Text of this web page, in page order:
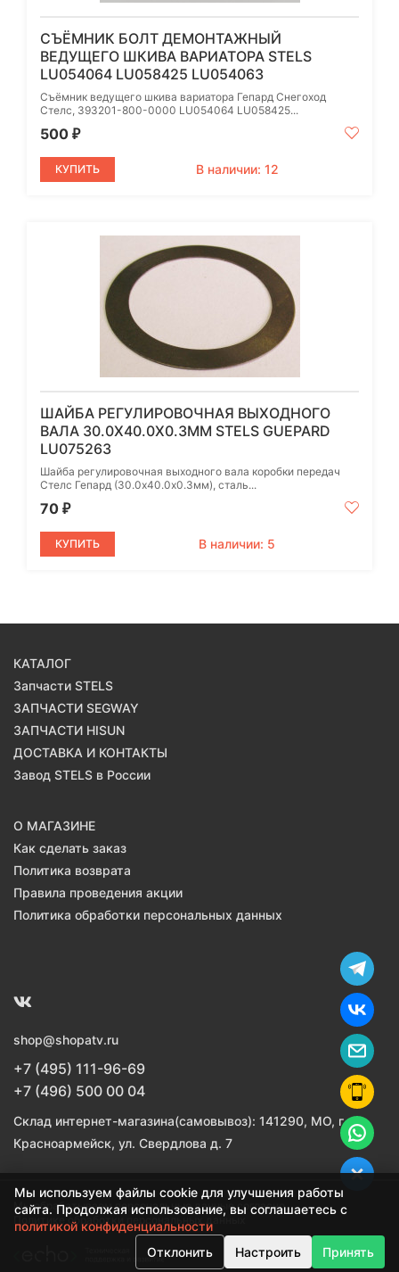
СЪЁМНИК БОЛТ ДЕМОНТАЖНЫЙ
ВЕДУЩЕГО ШКИВА ВАРИАТОРА STELS
LU054064 LU058425 LU054063
Съёмник ведущего шкива вариатора Гепард Снегоход
Стелс, 393201-800-0000 LU054064 LU058425...
500 ₽
КУПИТЬ В наличии: 12
ШАЙБА РЕГУЛИРОВОЧНАЯ ВЫХОДНОГО
ВАЛА 30.0Х40.0Х0.3ММ STELS GUEPARD
LU075263
Шайба регулировочная выходного вала коробки передач
Стелс Гепард (30.0х40.0х0.3мм), сталь...
70 ₽
КУПИТЬ В наличии: 5
КАТАЛОГ
Запчасти STELS
ЗАПЧАСТИ SEGWAY
ЗАПЧАСТИ HISUN
ДОСТАВКА И КОНТАКТЫ
Завод STELS в России
О МАГАЗИНЕ
Как сделать заказ
Политика возврата
Правила проведения акции
Политика обработки персональных данных
shop@shopatv.ru
+7 (495) 111-96-69
+7 (496) 500 00 04
Склад интернет-магазина(самовывоз): 141290, МО, г.
Красноармейск, ул. Свердлова д. 7
Мы обрабатываем персональные данные согласно
Политике обработки персональных данных
Мы используем файлы cookie для улучшения работы
сайта. Продолжая использование, вы соглашаетесь с
политикой конфиденциальности
Отклонить
Настроить Принять